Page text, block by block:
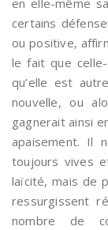
en elle-même
certains
ou positive,
le fait que
qu’elle est
nouvelle, ou
gagnerait ainsi
apaisement. Il
toujours vives
laïcité, mais de
ressurgissent
nombre de